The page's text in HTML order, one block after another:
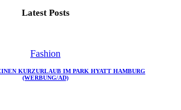
Latest Posts
Fashion
KURZURLAUB IM PARK HYATT HAMBURG
(WERBUNG/AD)